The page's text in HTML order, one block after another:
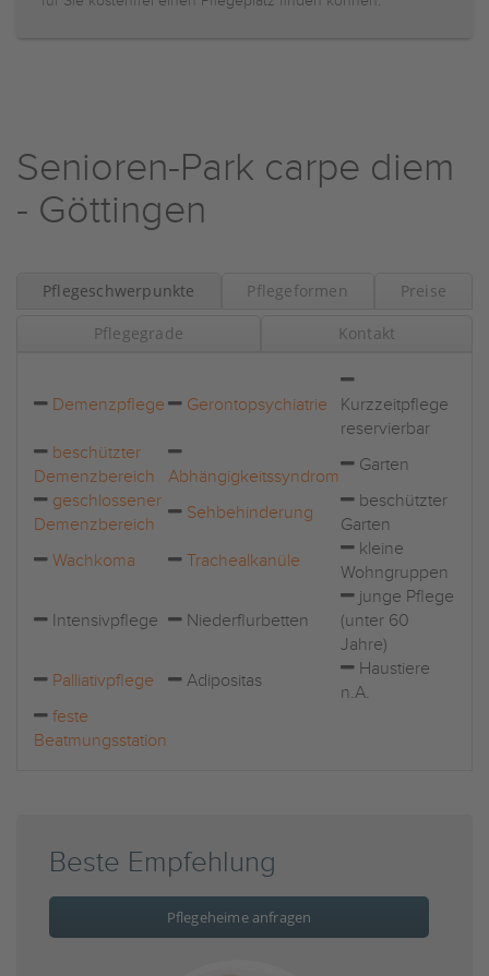
Senioren-Park carpe diem
- Göttingen
Pflegeschwerpunkte Pflegeformen Preise
Pflegegrade Kontakt
Demenzpflege Gerontopsychiatrie
Kurzzeitpflege
reservierbar
beschützter
Demenzbereich
Abhängigkeitssyndrom
Garten
geschlossener
Demenzbereich
Sehbehinderung
beschützter
Garten
Wachkoma
Trachealkanüle
kleine
Wohngruppen
Intensivpflege Niederflurbetten
junge Pflege
(unter 60
Jahre)
Palliativpflege
Adipositas
Haustiere
n.A.
feste
Beatmungsstation
Beste Empfehlung
Pflegeheime anfragen